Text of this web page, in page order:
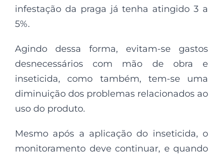
infestação da praga já tenha atingido 3 a
5%.
Agindo dessa forma, evitam-se gastos
desnecessários com mão de obra e
inseticida, como também, tem-se uma
diminuição dos problemas relacionados ao
uso do produto.
Mesmo após a aplicação do inseticida, o
monitoramento deve continuar, e quando